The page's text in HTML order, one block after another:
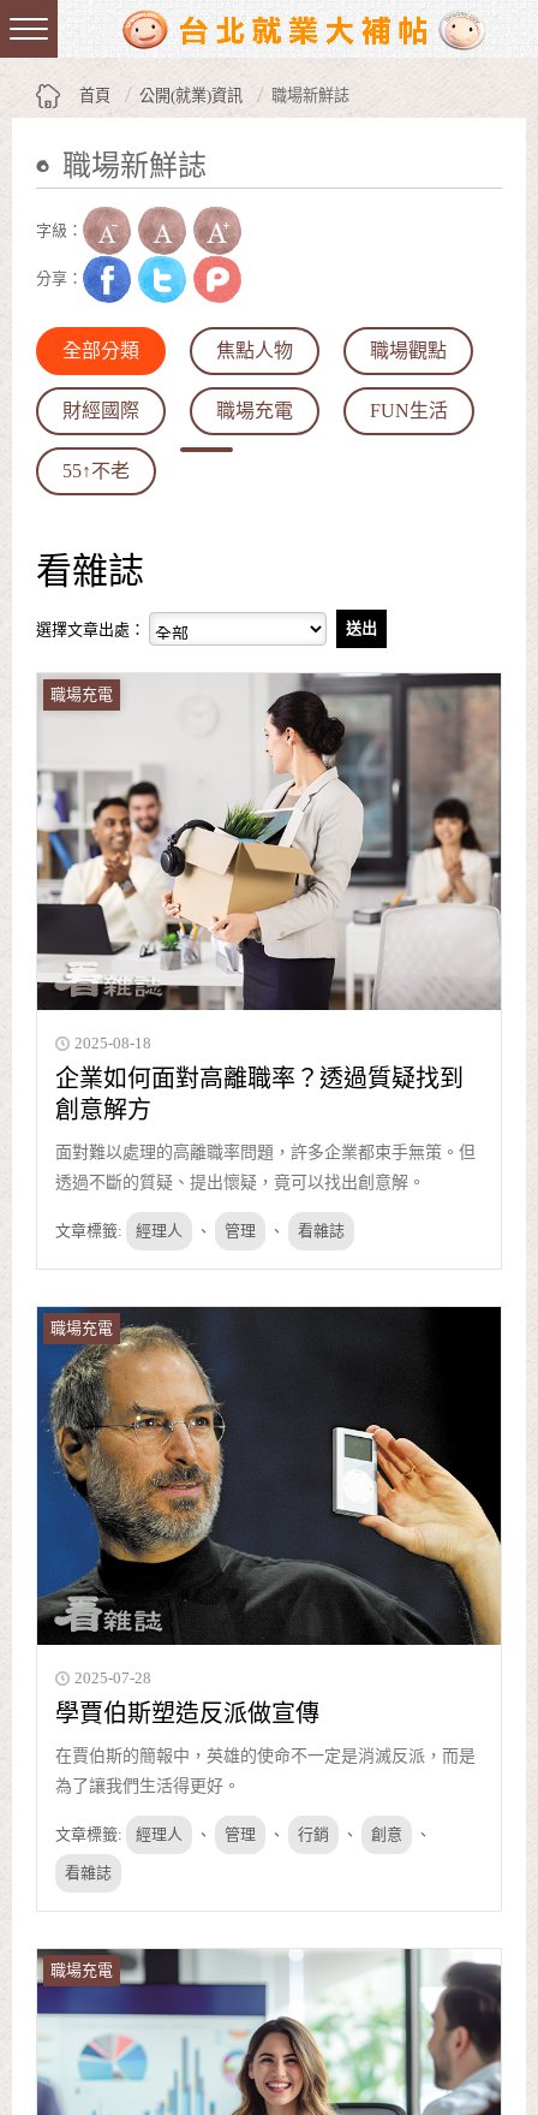
跳到主要內容區塊
:::
首頁 公開(就業)資訊 職場新鮮誌
職場新鮮誌
字級：
分享：
全部分類 焦點人物 職場觀點
財經國際 職場充電 FUN生活
55↑不老
看雜誌
選擇文章出處：
職場充電
2025-08-18
企業如何面對高離職率？透過質疑找到
創意解方
面對難以處理的高離職率問題，許多企業都束手無策。但
透過不斷的質疑、提出懷疑，竟可以找出創意解。
文章標籤: 經理人 、 管理 、 看雜誌
職場充電
2025-07-28
學賈伯斯塑造反派做宣傳
在賈伯斯的簡報中，英雄的使命不一定是消滅反派，而是
為了讓我們生活得更好。
文章標籤: 經理人 、 管理 、 行銷 、 創意 、
看雜誌
職場充電